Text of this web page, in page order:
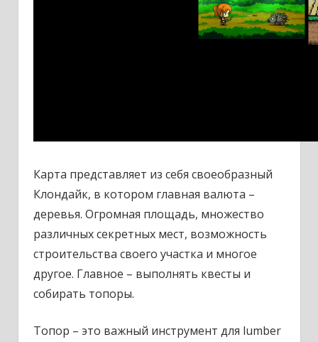
Карта представляет из себя своеобразный
Клондайк, в котором главная валюта –
деревья. Огромная площадь, множество
различных секретных мест, возможность
строительства своего участка и многое
другое. Главное – выполнять квесты и
собирать топоры.
Топор – это важный инструмент для lumber